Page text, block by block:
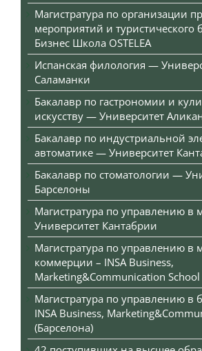
Магистратура по организации
мероприятий и туристического
Бизнес Школа OSTELEA
Испанская филология —
Саламанки
Бакалавр по гастрономии и
искусству — Университет
Бакалавр по индустриальной
автоматике — Университет
Бакалавр по стоматологии —
Барселоны
Магистратура по управлению в
Университет Кантабрии
Магистратура по управлению в
коммерции – INSA Business,
Marketing&Communication
Магистратура по управлению в
INSA Business,
(Барселона)